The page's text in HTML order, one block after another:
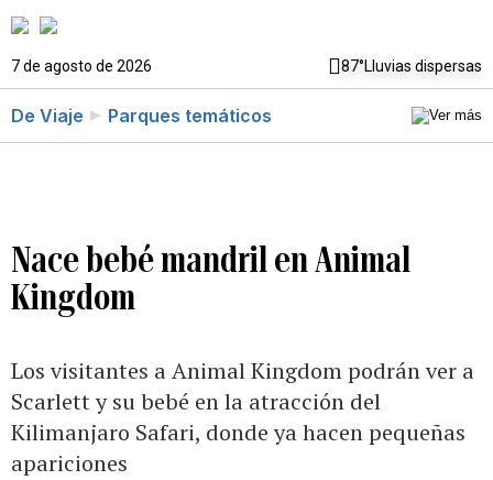
7 de agosto de 2026 87°Lluvias dispersas
De Viaje Parques temáticos
Nace bebé mandril en Animal
Kingdom
Los visitantes a Animal Kingdom podrán ver a
Scarlett y su bebé en la atracción del
Kilimanjaro Safari, donde ya hacen pequeñas
apariciones